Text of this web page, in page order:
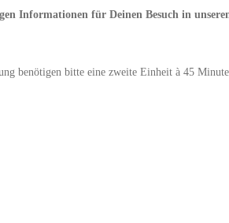
Informationen für Deinen Besuch in
benötigen bitte eine zweite Einheit à 45